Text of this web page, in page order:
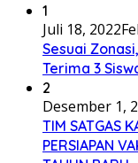
1
Juli 18, 2022
Sesuai
Terima 3
2
Desember 1,
TIM SATGAS
PERSIAPAN